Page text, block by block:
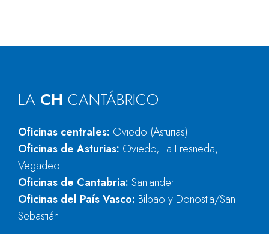
LA CH CANTÁBRICO
Oficinas centrales: Oviedo (Asturias)
Oficinas de Asturias: Oviedo, La Fresneda,
Vegadeo
Oficinas de Cantabria: Santander
Oficinas del País Vasco: Bilbao y Donostia/San
Sebastián